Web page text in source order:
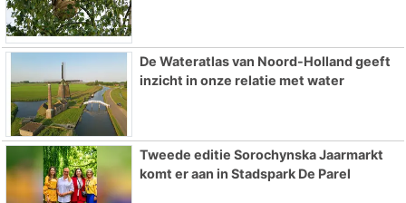
De Wateratlas van Noord-Holland geeft
inzicht in onze relatie met water
Tweede editie Sorochynska Jaarmarkt
komt er aan in Stadspark De Parel